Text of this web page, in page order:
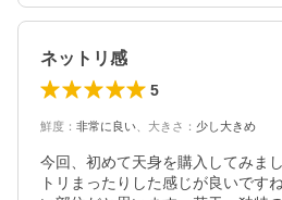
ネットリ感
5
鮮度 ： 非常に良い 大きさ ： 少し大きめ
今回、初めて天身を購入してみま
トリまったりした感じが良いです